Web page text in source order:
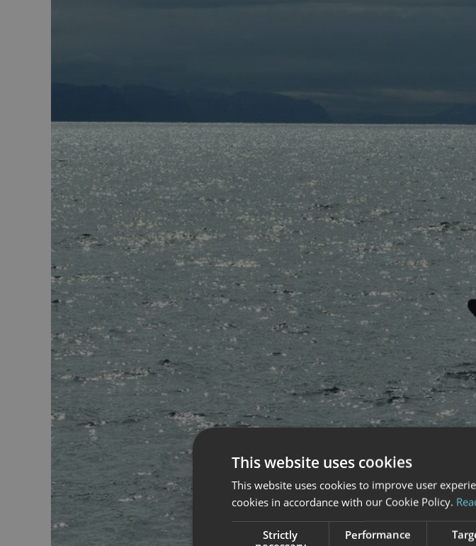
This website uses cookies
This website uses cookies to improve user
cookies in accordance with our Cookie Policy.
Strictly
Performance